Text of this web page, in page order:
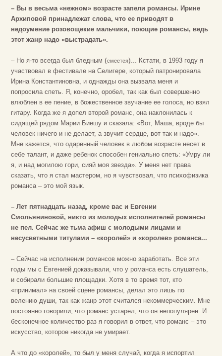
– Вы в весьма «нежном» возрасте запели романсы. Ирине
Архиповой принадлежат слова, что ее приводят в
недоумение розовощекие мальчики, поющие романсы, ведь
этот жанр надо «выстрадать».
– Но я-то всегда был бледным (смеется)... Кстати, в 1993 году я
участвовал в фестивале на Селигере, который патронировала
Ирина Константиновна, и однажды она вызвала меня и
попросила спеть. Я, конечно, оробел, так как был совершенно
влюблен в ее пение, в божественное звучание ее голоса, но взял
гитару. Когда же я допел второй романс, она наклонилась к
сидящей рядом Марии Биешу и сказала: «Вот, Маша, вроде бы
человек ничего и не делает, а звучит сердце, вот так и надо».
Мне кажется, что одаренный человек в любом возрасте несет в
себе талант, и даже ребенок способен гениально спеть: «Умру ли
я, и над могилою гори, сияй моя звезда». У меня нет права
сказать, что я стал мастером, но я чувствовал, что психофизика
романса – это мой язык.
– Лет пятнадцать назад, кроме вас и Евгении
Смольяниновой, никто из молодых исполнителей романсы
не пел. Сейчас же тьма афиш с молодыми лицами и
несусветными титулами – «королей» и «королев» романса...
– Сейчас на исполнении романсов можно заработать. Все эти
годы мы с Евгенией доказывали, что у романса есть слушатель,
и собирали большие площадки. Хотя в то время тот, кто
«принимал» на своей сцене романсы, делал это лишь по
велению души, так как жанр этот считался некоммерческим. Мне
постоянно говорили, что романс устарел, что он непопулярен. И
бесконечное количество раз я говорил в ответ, что романс – это
искусство, которое никогда не умирает.
А что до «королей», то был у меня случай, когда я испортил